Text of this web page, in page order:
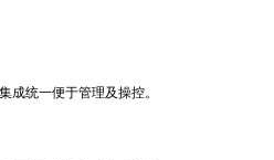
统一便于管理及操控。